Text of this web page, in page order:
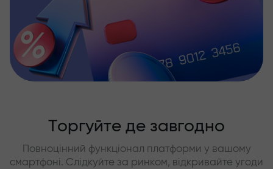
Торгуйте де завгодно
Повноцінний функціонал платформи у вашому
смартфоні. Слідкуйте за ринком, відкривайте угоди